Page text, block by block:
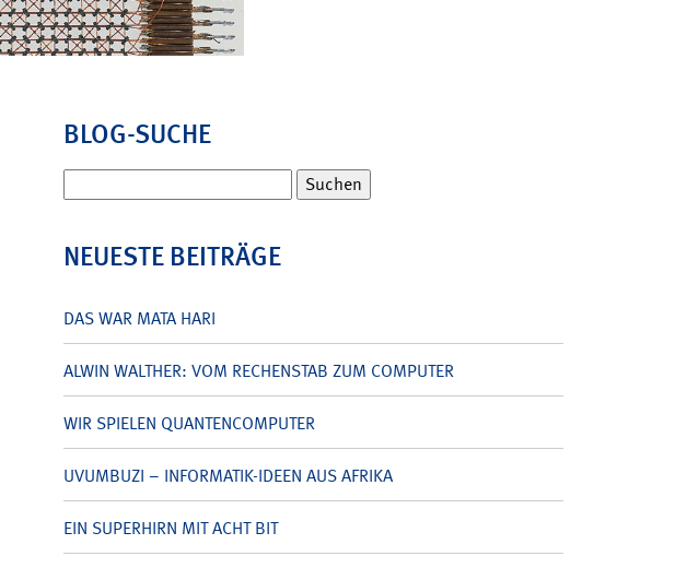
BLOG-SUCHE
nach:
NEUESTE BEITRÄGE
DAS WAR MATA HARI
ALWIN WALTHER: VOM RECHENSTAB ZUM COMPUTER
WIR SPIELEN QUANTENCOMPUTER
UVUMBUZI – INFORMATIK-IDEEN AUS AFRIKA
EIN SUPERHIRN MIT ACHT BIT